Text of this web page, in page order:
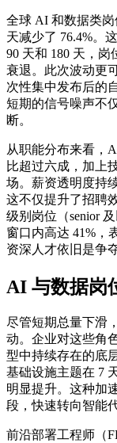
全球 AI 和数据类
天减少了 76.4%。
90 天和 180 天，
衰退。此次波动更
次性集中发布后的
短期的信号噪声不
断。
从职能分布来看，
比超过六成，加上
场。薪资透明度持
这不仅提升了招聘
级别岗位（senior
窗口内高达 41%，
资深人才依旧是争
AI 与数据岗
尽管短期总量下滑
动。企业对这些角
型中持续存在的底
基础设施主题在 7
明显提升。这种加
段，快速转向智能
前沿部署工程师（